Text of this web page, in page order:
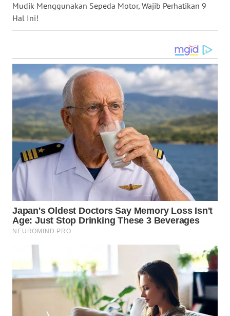
Mudik Menggunakan Sepeda Motor, Wajib Perhatikan 9
Hal Ini!
WN
DANAU
WN
NIAS
WN
LANGKAT
WN
TAPANULI
SELATAN
WN
TANJUNG
LESUNG
WN
SIMALUNGUN